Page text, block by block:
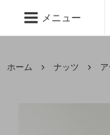
メニュー
ホーム ナッツ